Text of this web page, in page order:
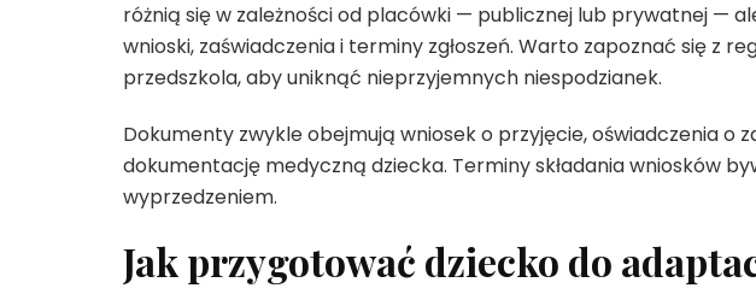
różnią się w zależności od placówki — publicznej lub prywatnej —
wnioski, zaświadczenia i terminy zgłoszeń. Warto zapoznać się z
przedszkola, aby uniknąć nieprzyjemnych niespodzianek.
Dokumenty zwykle obejmują wniosek o przyjęcie, oświadczenia o
dokumentację medyczną dziecka. Terminy składania wniosków
wyprzedzeniem.
Jak przygotować dziecko do